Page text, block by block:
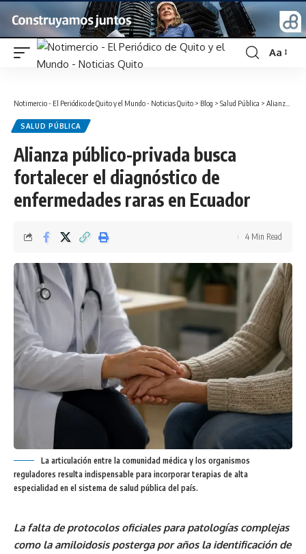
Font
Aa
Notimercio - El Periódico de Quito y el Mundo - Noticias Quito > Blog > Salud Pública > Alianza público-privada busca fortalecer el diagnóstico de enfermedades raras en Ecuador
SALUD PÚBLICA
Alianza público-privada busca
fortalecer el diagnóstico de
enfermedades raras en Ecuador
4 Min Read
La articulación entre la comunidad médica y los organismos
reguladores resulta indispensable para incorporar terapias de alta
especialidad en el sistema de salud pública del país.
La falta de protocolos oficiales para patologías complejas
como la amiloidosis posterga por años la identificación de